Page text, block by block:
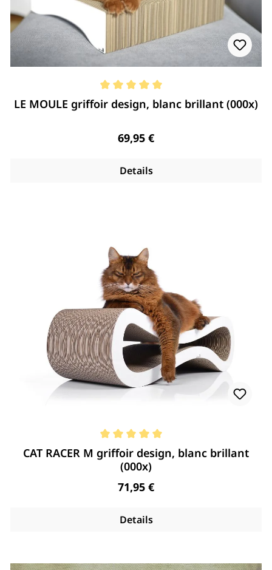
Note moyenne de 5 de 5 étoiles
LE MOULE griffoir design, blanc brillant (000x)
Regulärer Preis:
69,95 €
Details
Note moyenne de 5 de 5 étoiles
CAT RACER M griffoir design, blanc brillant
(000x)
Regulärer Preis:
71,95 €
Details